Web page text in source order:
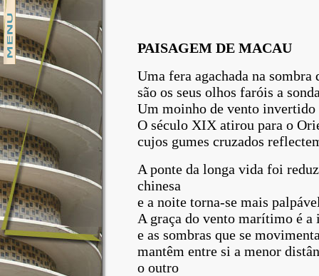
PAISAGEM DE MACAU
Uma fera agachada na sombra
são os seus olhos faróis a
Um moinho de vento
O século XIX atirou para o
cujos gumes cruzados
A ponte da longa vida foi
chinesa
e a noite torna-se mais
A graça do vento marítimo é a
e as sombras que se
mantêm entre si a menor
o outro